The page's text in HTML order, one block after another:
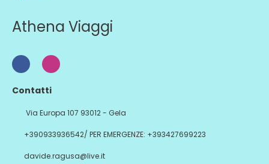
Athena Viaggi
Contatti
Via Europa 107 93012 - Gela
+390933936542/ PER EMERGENZE: +393427699223
davide.ragusa@live.it